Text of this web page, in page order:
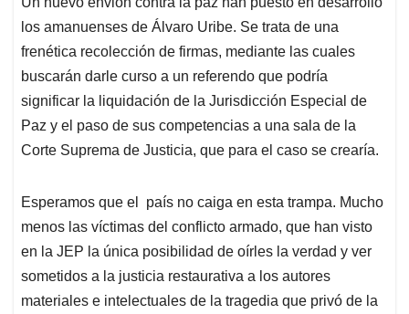
s
A
p
p
b
o
o
k
e
d
I
n
l
a
d
s
los amanuenses de Álvaro Uribe. Se trata de una
frenética recolección de firmas, mediante las cuales
buscarán darle curso a un referendo que podría
significar la liquidación de la Jurisdicción Especial de
Paz y el paso de sus competencias a una sala de la
Corte Suprema de Justicia, que para el caso se crearía.
Esperamos que el país no caiga en esta trampa. Mucho
menos las víctimas del conflicto armado, que han visto
en la JEP la única posibilidad de oírles la verdad y ver
sometidos a la justicia restaurativa a los autores
materiales e intelectuales de la tragedia que privó de la